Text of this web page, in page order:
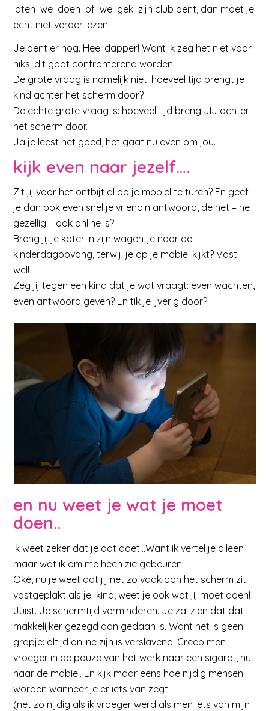
laten=we=doen=of=we=gek=zijn club bent, dan moet je
echt niet verder lezen.
Je bent er nog. Heel dapper! Want ik zeg het niet voor
niks: dit gaat confronterend worden.
De grote vraag is namelijk niet: hoeveel tijd brengt je
kind achter het scherm door?
De echte grote vraag is: hoeveel tijd breng JIJ achter
het scherm door.
Ja je leest het goed, het gaat nu even om jou.
kijk even naar jezelf….
Zit jij voor het ontbijt al op je mobiel te turen? En geef
je dan ook even snel je vriendin antwoord, de net – he
gezellig – ook online is?
Breng jij je koter in zijn wagentje naar de
kinderdagopvang, terwijl je op je mobiel kijkt? Vast
wel!
Zeg jij tegen een kind dat je wat vraagt: even wachten,
even antwoord geven? En tik je ijverig door?
en nu weet je wat je moet
doen..
Ik weet zeker dat je dat doet…Want ik vertel je alleen
maar wat ik om me heen zie gebeuren!
Oké, nu je weet dat jij net zo vaak aan het scherm zit
vastgeplakt als je kind, weet je ook wat jij moet doen!
Juist. Je schermtijd verminderen. Je zal zien dat dat
makkelijker gezegd dan gedaan is. Want het is geen
grapje: altijd online zijn is verslavend. Greep men
vroeger in de pauze van het werk naar een sigaret, nu
naar de mobiel. En kijk maar eens hoe nijdig mensen
worden wanneer je er iets van zegt!
(net zo nijdig als ik vroeger werd als men iets van mijn